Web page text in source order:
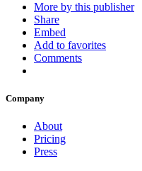
More by this publisher
Share
Embed
Add to favorites
Comments
Company
About
Pricing
Press